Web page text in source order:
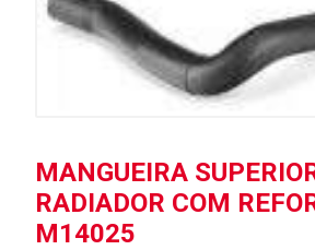
MANGUEIRA
RADIADOR COM
M14025